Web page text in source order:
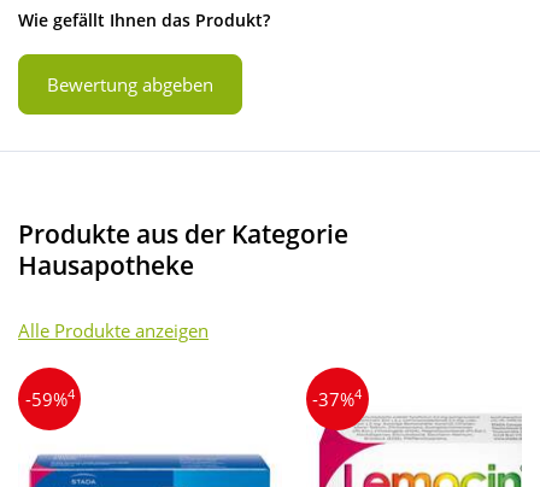
Wie gefällt Ihnen das Produkt?
Bewertung abgeben
Produkte aus der Kategorie
Hausapotheke
Alle Produkte anzeigen
-59%4 -37%4